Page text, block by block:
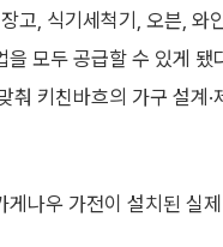
고, 식기세척기, 오븐, 와
모두 공급할 수 있게 됐
춰 키친바흐의 가구 설계·
나우 가전이 설치된 실